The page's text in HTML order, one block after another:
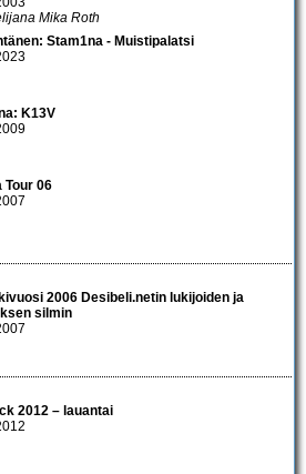
Mika Roth
Stam1na - Muistipalatsi
K13V
Tour 06
2006 Desibeli.netin lukijoiden ja
silmin
2012 – lauantai